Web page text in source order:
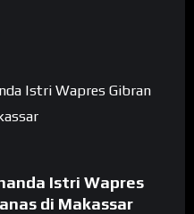
Istri Wapres
di Makassar